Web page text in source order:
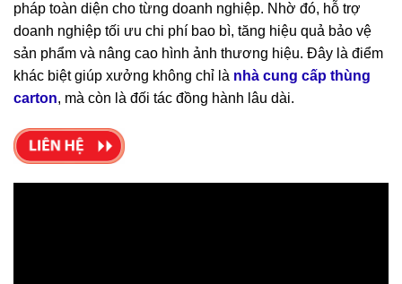
pháp toàn diện cho từng doanh nghiệp. Nhờ đó, hỗ trợ
doanh nghiệp tối ưu chi phí bao bì, tăng hiệu quả bảo vệ
sản phẩm và nâng cao hình ảnh thương hiệu. Đây là điểm
khác biệt giúp xưởng không chỉ là nhà cung cấp thùng
carton, mà còn là đối tác đồng hành lâu dài.